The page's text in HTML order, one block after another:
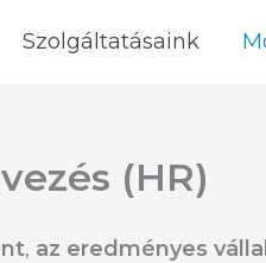
Szolgáltatásaink
(HR)
, az eredményes